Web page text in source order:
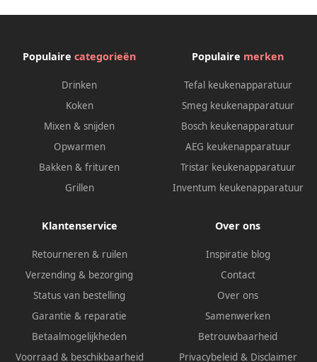
Populaire categorieën
Drinken
Koken
Mixen & snijden
Opwarmen
Bakken & frituren
Grillen
Populaire merken
Tefal keukenapparatuur
Smeg keukenapparatuur
Bosch keukenapparatuur
AEG keukenapparatuur
Tristar keukenapparatuur
Inventum keukenapparatuur
Klantenservice
Retourneren & ruilen
Verzending & bezorging
Status van bestelling
Garantie & reparatie
Betaalmogelijkheden
Voorraad & beschikbaarheid
Over ons
Inspiratie blog
Contact
Over ons
Samenwerken
Betrouwbaarheid
Privacybeleid & Disclaimer